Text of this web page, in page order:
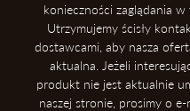
konieczności zaglądania w
Utrzymujemy ścisły
dostawcami, aby nasza
aktualna. Jeżeli
produkt nie jest aktualnie
naszej stronie, prosimy o e-